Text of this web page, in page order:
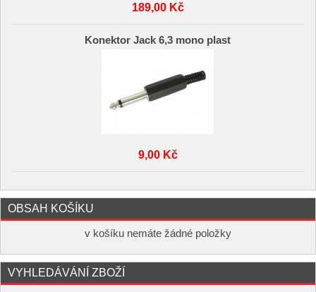
189,00 Kč
Konektor Jack 6,3 mono plast
9,00 Kč
OBSAH KOŠÍKU
v košíku nemáte žádné položky
VYHLEDÁVÁNÍ ZBOŽÍ